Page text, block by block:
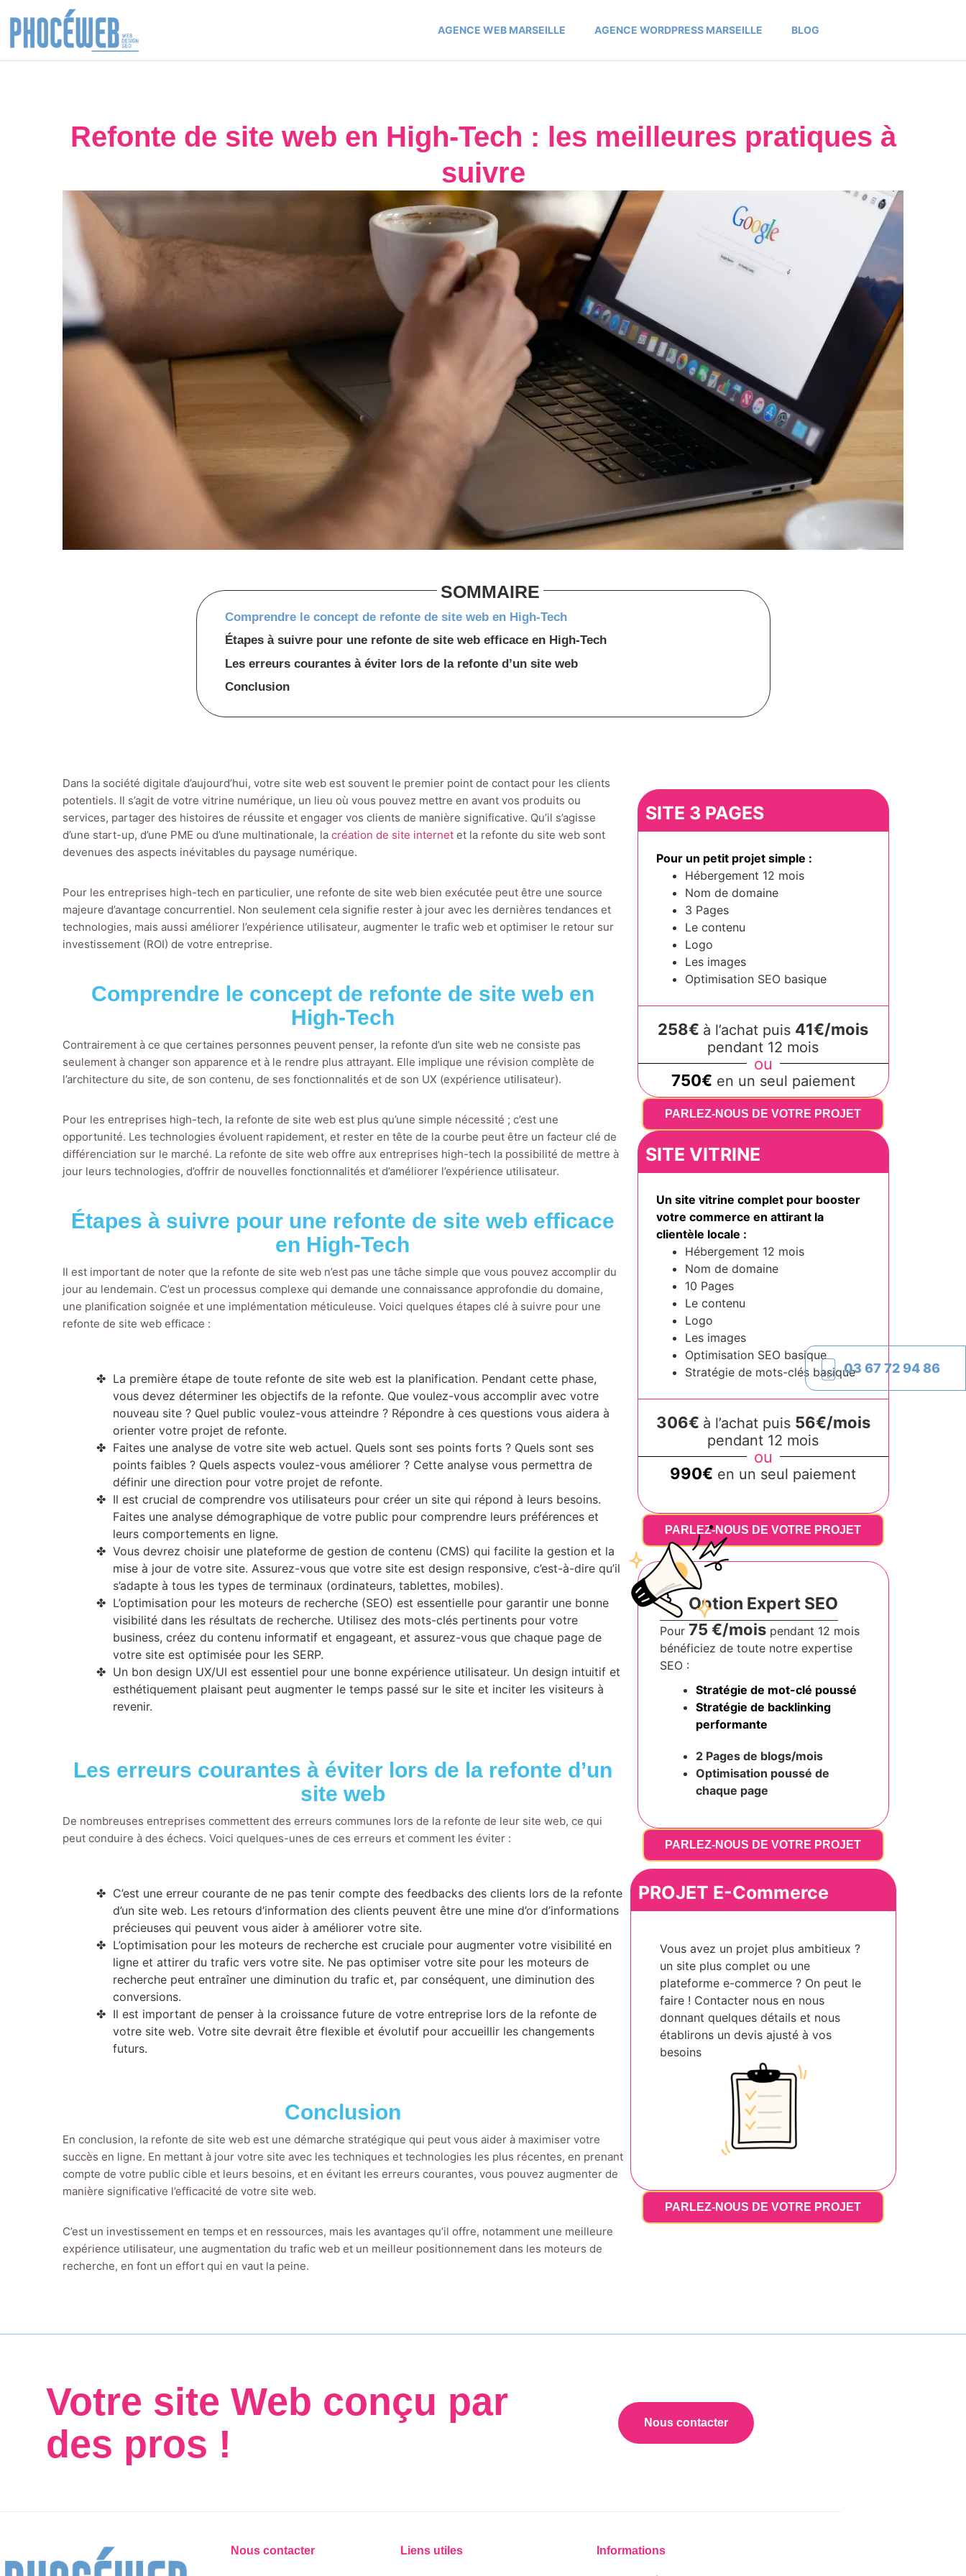
AGENCE WEB MARSEILLE AGENCE WORDPRESS MARSEILLE BLOG
Refonte de site web en High-Tech : les meilleures pratiques à
suivre
SOMMAIRE
Comprendre le concept de refonte de site web en High-Tech
Étapes à suivre pour une refonte de site web efficace en High-Tech
Les erreurs courantes à éviter lors de la refonte d’un site web
Conclusion
Dans la société digitale d’aujourd’hui, votre site web est souvent le premier point de contact pour les clients
potentiels. Il s’agit de votre vitrine numérique, un lieu où vous pouvez mettre en avant vos produits ou
services, partager des histoires de réussite et engager vos clients de manière significative. Qu’il s’agisse
d’une start-up, d’une PME ou d’une multinationale, la création de site internet et la refonte du site web sont
devenues des aspects inévitables du paysage numérique.
Pour les entreprises high-tech en particulier, une refonte de site web bien exécutée peut être une source
majeure d’avantage concurrentiel. Non seulement cela signifie rester à jour avec les dernières tendances et
technologies, mais aussi améliorer l’expérience utilisateur, augmenter le trafic web et optimiser le retour sur
investissement (ROI) de votre entreprise.
Comprendre le concept de refonte de site web en
High-Tech
Contrairement à ce que certaines personnes peuvent penser, la refonte d’un site web ne consiste pas
seulement à changer son apparence et à le rendre plus attrayant. Elle implique une révision complète de
l’architecture du site, de son contenu, de ses fonctionnalités et de son UX (expérience utilisateur).
Pour les entreprises high-tech, la refonte de site web est plus qu’une simple nécessité ; c’est une
opportunité. Les technologies évoluent rapidement, et rester en tête de la courbe peut être un facteur clé de
différenciation sur le marché. La refonte de site web offre aux entreprises high-tech la possibilité de mettre à
jour leurs technologies, d’offrir de nouvelles fonctionnalités et d’améliorer l’expérience utilisateur.
Étapes à suivre pour une refonte de site web efficace
en High-Tech
Il est important de noter que la refonte de site web n’est pas une tâche simple que vous pouvez accomplir du
jour au lendemain. C’est un processus complexe qui demande une connaissance approfondie du domaine,
une planification soignée et une implémentation méticuleuse. Voici quelques étapes clé à suivre pour une
refonte de site web efficace :
La première étape de toute refonte de site web est la planification. Pendant cette phase,
vous devez déterminer les objectifs de la refonte. Que voulez-vous accomplir avec votre
nouveau site ? Quel public voulez-vous atteindre ? Répondre à ces questions vous aidera à
orienter votre projet de refonte.
Faites une analyse de votre site web actuel. Quels sont ses points forts ? Quels sont ses
points faibles ? Quels aspects voulez-vous améliorer ? Cette analyse vous permettra de
définir une direction pour votre projet de refonte.
Il est crucial de comprendre vos utilisateurs pour créer un site qui répond à leurs besoins.
Faites une analyse démographique de votre public pour comprendre leurs préférences et
leurs comportements en ligne.
Vous devrez choisir une plateforme de gestion de contenu (CMS) qui facilite la gestion et la
mise à jour de votre site. Assurez-vous que votre site est design responsive, c’est-à-dire qu’il
s’adapte à tous les types de terminaux (ordinateurs, tablettes, mobiles).
L’optimisation pour les moteurs de recherche (SEO) est essentielle pour garantir une bonne
visibilité dans les résultats de recherche. Utilisez des mots-clés pertinents pour votre
business, créez du contenu informatif et engageant, et assurez-vous que chaque page de
votre site est optimisée pour les SERP.
Un bon design UX/UI est essentiel pour une bonne expérience utilisateur. Un design intuitif et
esthétiquement plaisant peut augmenter le temps passé sur le site et inciter les visiteurs à
revenir.
Les erreurs courantes à éviter lors de la refonte d’un
site web
De nombreuses entreprises commettent des erreurs communes lors de la refonte de leur site web, ce qui
peut conduire à des échecs. Voici quelques-unes de ces erreurs et comment les éviter :
C’est une erreur courante de ne pas tenir compte des feedbacks des clients lors de la refonte
d’un site web. Les retours d’information des clients peuvent être une mine d’or d’informations
précieuses qui peuvent vous aider à améliorer votre site.
L’optimisation pour les moteurs de recherche est cruciale pour augmenter votre visibilité en
ligne et attirer du trafic vers votre site. Ne pas optimiser votre site pour les moteurs de
recherche peut entraîner une diminution du trafic et, par conséquent, une diminution des
conversions.
Il est important de penser à la croissance future de votre entreprise lors de la refonte de
votre site web. Votre site devrait être flexible et évolutif pour accueillir les changements
futurs.
Conclusion
En conclusion, la refonte de site web est une démarche stratégique qui peut vous aider à maximiser votre
succès en ligne. En mettant à jour votre site avec les techniques et technologies les plus récentes, en prenant
compte de votre public cible et leurs besoins, et en évitant les erreurs courantes, vous pouvez augmenter de
manière significative l’efficacité de votre site web.
C’est un investissement en temps et en ressources, mais les avantages qu’il offre, notamment une meilleure
expérience utilisateur, une augmentation du trafic web et un meilleur positionnement dans les moteurs de
recherche, en font un effort qui en vaut la peine.
SITE 3 PAGES
Pour un petit projet simple :
Hébergement 12 mois
Nom de domaine
3 Pages
Le contenu
Logo
Les images
Optimisation SEO basique
258€ à l’achat puis 41€/mois
pendant 12 mois
ou
750€ en un seul paiement
PARLEZ-NOUS DE VOTRE PROJET
SITE VITRINE
Un site vitrine complet pour booster
votre commerce en attirant la
clientèle locale :
Hébergement 12 mois
Nom de domaine
10 Pages
Le contenu
Logo
Les images
Optimisation SEO basique
Stratégie de mots-clés basique
306€ à l’achat puis 56€/mois
pendant 12 mois
ou
990€ en un seul paiement
PARLEZ-NOUS DE VOTRE PROJET
Option Expert SEO
Pour 75 €/moispendant 12 mois
bénéficiez de toute notre expertise
SEO :
Stratégie de mot-clé poussé
Stratégie de backlinking
performante
2 Pages de blogs/mois
Optimisation poussé de
chaque page
PARLEZ-NOUS DE VOTRE PROJET
PROJET E-Commerce
Vous avez un projet plus ambitieux ?
un site plus complet ou une
plateforme e-commerce ? On peut le
faire ! Contacter nous en nous
donnant quelques détails et nous
établirons un devis ajusté à vos
besoins
PARLEZ-NOUS DE VOTRE PROJET
Votre site Web conçu par
des pros !
Nous contacter
Nous contacter Liens utiles Informations
03 67 72 94 86